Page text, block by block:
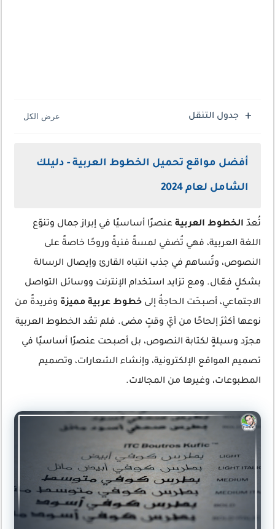
جدول التنقل
أفضل مواقع تحميل الخطوط العربية - دليلك
الشامل لعام 2024
تُعدّ الخطوط العربية عنصرًا أساسيًا في إبراز جمال وتنوّع
اللغة العربية، فهي تُضفي لمسةً فنيةً وروحًا خاصةً على
النصوص، وتُساهم في جذب انتباه القارئ وإيصال الرسالة
بشكلٍ فعّال. ومع تزايد استخدام الإنترنت ووسائل التواصل
الاجتماعي، أصبحَت الحاجةُ إلى خطوط عربية مميزة وفريدةً من
نوعها أكثرَ إلحاحًا من أيّ وقتٍ مضى. فلم تعُد الخطوط العربية
مجرّد وسيلةٍ لكتابة النصوص، بل أصبحت عنصرًا أساسيًا في
تصميم المواقع الإلكترونية، وإنشاء الشعارات، وتصميم
المطبوعات، وغيرها من المجالات.